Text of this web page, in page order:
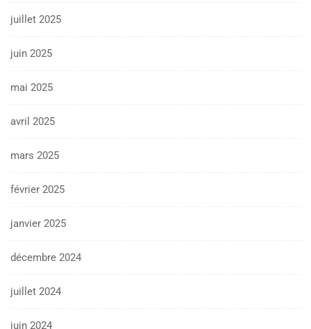
juillet 2025
juin 2025
mai 2025
avril 2025
mars 2025
février 2025
janvier 2025
décembre 2024
juillet 2024
juin 2024